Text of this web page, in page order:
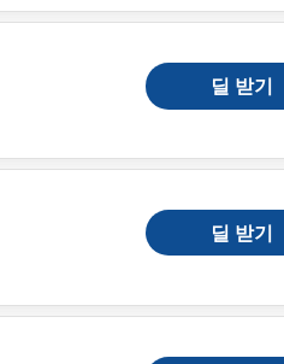
딜 받기
딜 받기